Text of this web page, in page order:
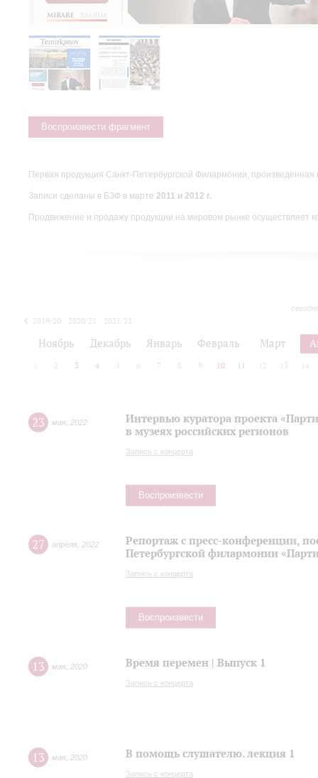
Воспроизвести фрагмент
Первая продукция Санкт-Петербургской Филармонии,
Записи сделаны в БЗФ в марте 2011 и 2012 г.
Продвижение и продажу продукции на мировом рынке осуществляет
2019/20 2020/21 2021/22
Ноябрь Декабрь Январь Февраль Март
2 3 4 5 6 7 8 9 10 11 12 13 14
23 мая 2022
Интервью куратора проекта
в музеях российских регионов
Запись с концерта
Воспроизвести
27 апреля 2022
Репортаж с пресс-конференции,
Петербургской филармонии
Запись с концерта
Воспроизвести
13 мая 2020 Время перемен | Выпуск 1
Запись с концерта
13 мая 2020 В помощь слушателю. лекция 1
Запись с концерта